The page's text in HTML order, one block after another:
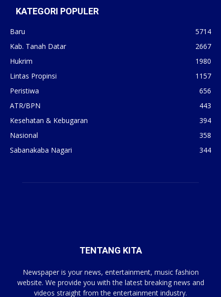
KATEGORI POPULER
Baru
5714
Kab. Tanah Datar
2667
Hukrim
1980
Lintas Propinsi
1157
Peristiwa
656
ATR/BPN
443
Kesehatan & Kebugaran
394
Nasional
358
Sabanakaba Nagari
344
TENTANG KITA
Newspaper is your news, entertainment, music fashion
website. We provide you with the latest breaking news and
videos straight from the entertainment industry.